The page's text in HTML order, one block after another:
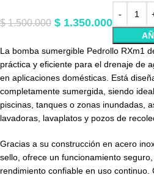
$1.500.000 $ 1.350.000
La bomba sumergible Pedrollo RXm1
práctica y eficiente para el drenaje de
en aplicaciones domésticas. Está
completamente sumergida, siendo
piscinas, tanques o zonas inundadas,
lavadoras, lavaplatos y pozos de
Gracias a su construcción en acero
sello, ofrece un funcionamiento
rendimiento confiable en uso continuo.